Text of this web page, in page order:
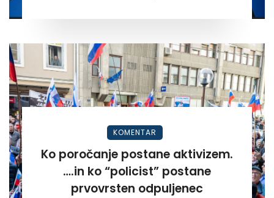
KOMENTAR
Ko poročanje postane aktivizem.
….in ko “policist” postane
prvovrsten odpuljenec